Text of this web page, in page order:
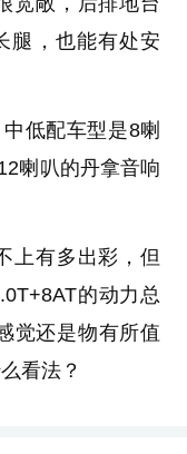
腿，也能有处安
低配车型是8喇
喇叭的丹拿音响
上有多出彩，但
的动力总
觉还是物有所值
看法？